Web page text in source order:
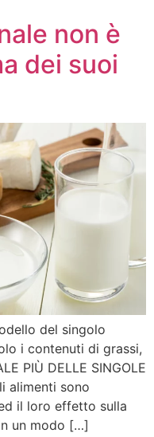
non è
dei suoi
del singolo
i contenuti di grassi,
PIÙ DELLE SINGOLE
alimenti sono
il loro effetto sulla
un modo […]